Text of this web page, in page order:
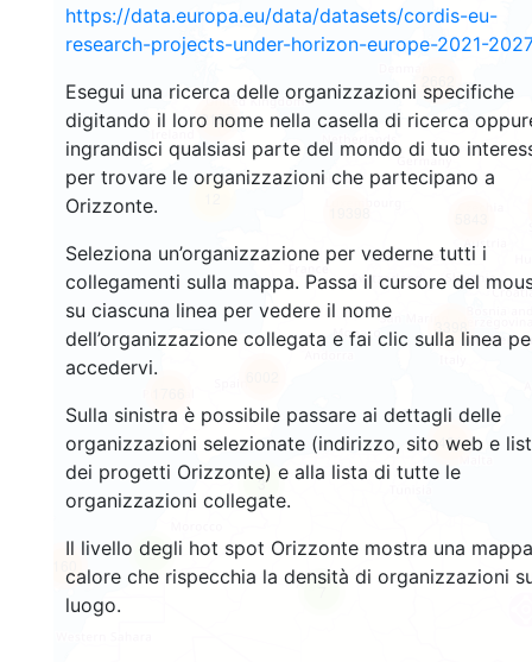
https://data.europa.eu/data/datasets/cordis-eu-
research-projects-under-horizon-europe-2021-2027
Esegui una ricerca delle organizzazioni specifiche
digitando il loro nome nella casella di ricerca
ingrandisci qualsiasi parte del mondo di tuo
per trovare le organizzazioni che partecipano a
Orizzonte.
Seleziona un’organizzazione per vederne tutti i
collegamenti sulla mappa. Passa il cursore del
su ciascuna linea per vedere il nome
dell’organizzazione collegata e fai clic sulla linea
accedervi.
Sulla sinistra è possibile passare ai dettagli delle
organizzazioni selezionate (indirizzo, sito web e
dei progetti Orizzonte) e alla lista di tutte le
organizzazioni collegate.
Il livello degli hot spot Orizzonte mostra una
calore che rispecchia la densità di organizzazioni
luogo.
7
3
2197
3
481